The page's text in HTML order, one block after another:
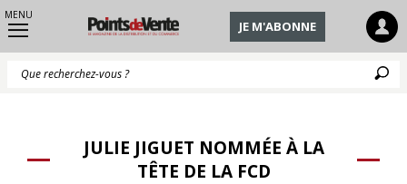
MENU
JE M'ABONNE
JULIE JIGUET NOMMÉE À LA
TÊTE DE LA FCD